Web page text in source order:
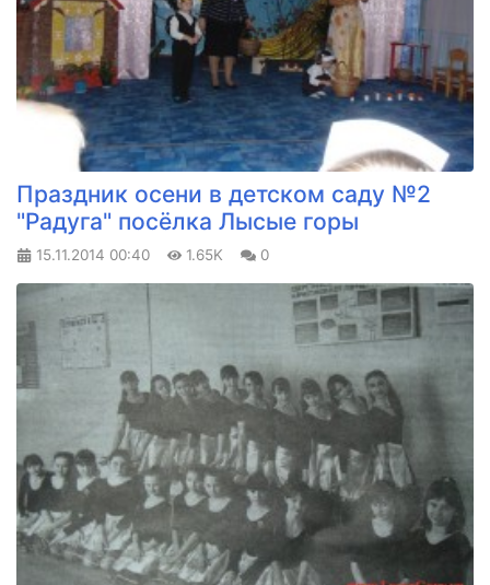
Праздник осени в детском саду №2
"Радуга" посёлка Лысые горы
15.11.2014 00:40 1.65K 0